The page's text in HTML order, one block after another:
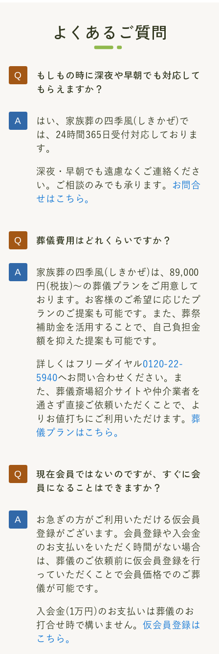
よくあるご質問
もしもの時に深夜や早朝でも対応して
もらえますか？
はい、家族葬の四季風(しきかぜ)で
は、24時間365日受付対応しておりま
す。
深夜・早朝でも遠慮なくご連絡くださ
い。ご相談のみでも承ります。 お問合
せはこちら。
葬儀費用はどれくらいですか？
家族葬の四季風(しきかぜ)は、89,000
円(税抜)～の葬儀プランをご用意して
おります。お客様のご希望に応じたプ
ランのご提案も可能です。また、葬祭
補助金を活用することで、自己負担金
額を抑えた提案も可能です。
詳しくはフリーダイヤル0120-22-
5940へお問い合わせください。ま
た、葬儀斎場紹介サイトや仲介業者を
通さず直接ご依頼いただくことで、よ
りお値打ちにご利用いただけます。 葬
儀プランはこちら。
現在会員ではないのですが、すぐに会
員になることはできますか？
お急ぎの方がご利用いただける仮会員
登録がございます。会員登録や入会金
のお支払いをいただく時間がない場合
は、葬儀のご依頼前に仮会員登録を行
っていただくことで会員価格でのご葬
儀が可能です。
入会金(1万円)のお支払いは葬儀のお
打合せ時で構いません。仮会員登録は
こちら。